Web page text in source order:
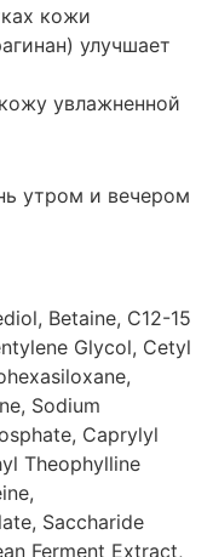
кожи
улучшает
увлажненной
утром и вечером
Betaine, C12-15
Glycol, Cetyl
Sodium
Caprylyl
Theophylline
Saccharide
Ferment Extract,